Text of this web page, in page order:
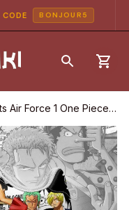
BONJOUR5
Air Force 1 One Piece –
mixte